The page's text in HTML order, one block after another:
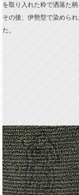
を取り入れた粋で洒落た
その後、伊勢型で染めら
た。